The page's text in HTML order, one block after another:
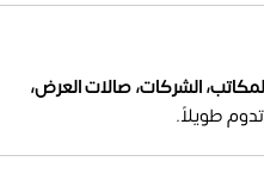
الشركات، صالات العرض،
طويلاً.